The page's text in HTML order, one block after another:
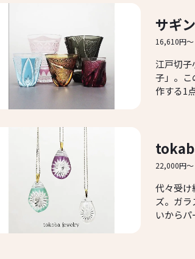
サギ
16,610円～
江戸切子
子」。こ
作する1
22,000円～
代々受け
ズ。ガ
いからパ